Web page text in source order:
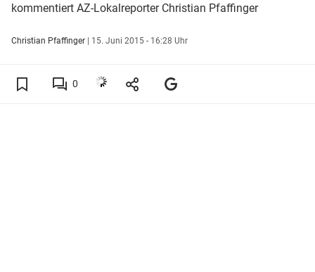
kommentiert AZ-Lokalreporter Christian Pfaffinger
Christian Pfaffinger | 15. Juni 2015 - 16:28 Uhr
0